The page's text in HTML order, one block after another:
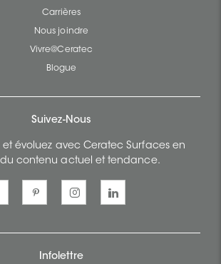
Carrières
Nous joindre
Vivre@Ceratec
Blogue
Suivez-Nous
et évoluez avec Ceratec Surfaces en
contenu actuel et tendance.
Infolettre